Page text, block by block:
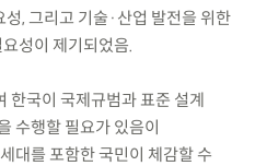
, 그리고 기술·산업 발전을 위한
성이 제기되었음.
한국이 국제규범과 표준 설계
수행할 필요가 있음이
대를 포함한 국민이 체감할 수